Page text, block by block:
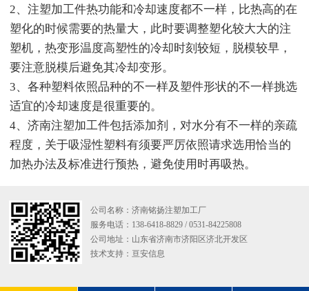
2、注塑加工件热功能和冷却速度都不一样，比热高的在
塑化的时候需要的热量大，此时要调整塑化较大大的注
塑机，热变形温度高塑性的冷却时刻较短，脱模较早，
要注意脱模后避免其冷却变形。
3、各种塑料依照品种的不一样及塑件形状的不一样挑选
适宜的冷却速度是很重要的。
4、济南注塑加工件包括添加剂，对水分有不一样的亲疏
程度，关于吸湿性塑料有须要严厉依照请求选用恰当的
加热办法及标准进行预热，避免使用时再吸热。
公司名称：济南铭扬注塑加工厂
服务电话：138-6418-8829 / 0531-84225808
公司地址：山东省济南市济阳区济北开发区
技术支持： 亘安信息